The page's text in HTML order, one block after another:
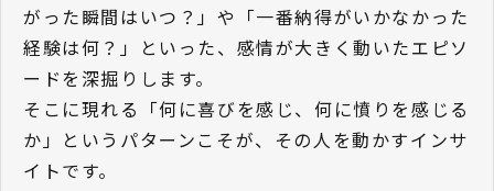
がった瞬間はいつ？」や「一番納得がいかなかった
経験は何？」といった、感情が大きく動いたエピソ
ードを深掘りします。
そこに現れる「何に喜びを感じ、何に憤りを感じる
か」というパターンこそが、その人を動かすインサ
イトです。